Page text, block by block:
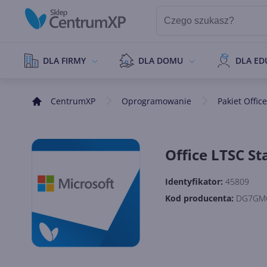
DLA FIRMY DLA DOMU DLA
CentrumXP Oprogramowanie Pakiet Office
Office LTSC
Identyfikator: 45809
Kod producenta: